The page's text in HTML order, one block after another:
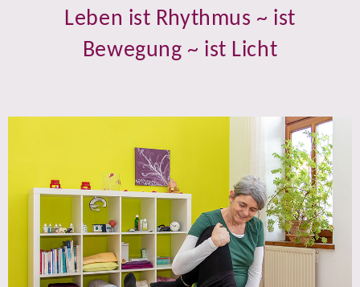
Leben ist Rhythmus ~ ist
Bewegung ~ ist Licht